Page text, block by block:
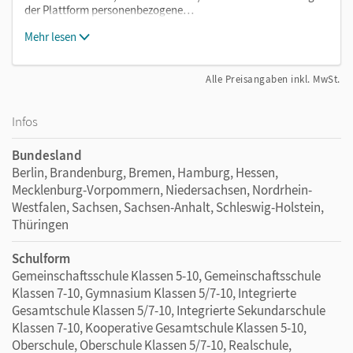
Nach Abschluss aller Updates enthält der
zahlreichen, editierbaren Kopiervorlagen
alle Audios, Videos, Wortschatz- und Grammatik-
Erklärfilme mit Transkripten sowie Feedbackbögen zu
denTareas finales
spielerische interaktive Quiz zu jeder Unidad und
jedem Módulo
die Arbeitshefte (Cuaderno de ejercicios) Avanzado
und Elemental in der Lernenden- und
Lehrkräftefassung inkl. Audios mit Transkripten
Vorschläge zur Leistungsmessung inkl. Audios mit
Transkripten
der Plattform personenbezogene…
Mehr lesen
Alle Preisangaben inkl. MwSt.
Infos
Bundesland
Berlin, Brandenburg, Bremen, Hamburg, Hessen,
Mecklenburg-Vorpommern, Niedersachsen, Nordrhein-
Westfalen, Sachsen, Sachsen-Anhalt, Schleswig-Holstein,
Thüringen
Schulform
Gemeinschaftsschule Klassen 5-10, Gemeinschaftsschule
Klassen 7-10, Gymnasium Klassen 5/7-10, Integrierte
Gesamtschule Klassen 5/7-10, Integrierte Sekundarschule
Klassen 7-10, Kooperative Gesamtschule Klassen 5-10,
Oberschule, Oberschule Klassen 5/7-10, Realschule,